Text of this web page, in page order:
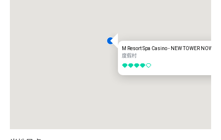
M Resort Spa Casino - NEW TOWER NOW
度假村
4/5